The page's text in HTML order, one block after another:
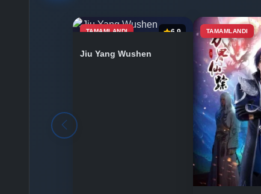
TAMAMLANDI 6.9
Jiu Yang Wushen
TAMAMLANDI